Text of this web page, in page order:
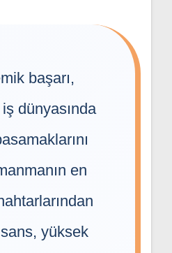
başarı,
dünyasında
en
yüksek